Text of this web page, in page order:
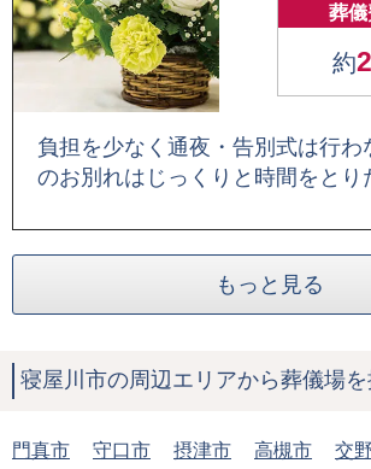
葬
約
負担を少なく通夜・告別式は行わ
のお別れはじっくりと時間をとり
もっと見る
寝屋川市の周辺エリアから葬儀場
門真市 守口市 摂津市 高槻市 交